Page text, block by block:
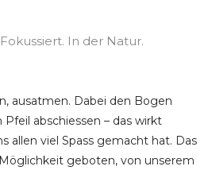
In der Natur.
ausatmen. Dabei den Bogen
abschiessen – das wirkt
allen viel Spass gemacht hat. Das
geboten, von unserem